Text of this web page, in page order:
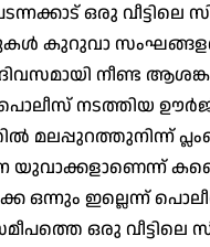
ഒരു വീട്ടിലെ
കുറുവാ
നീണ്ട
പൊലീസ് നടത്തിയ
മലപ്പുറത്തുനിന്ന്
യുവാക്കളാണെന്ന്
ഒന്നും ഇല്ലെന്ന്
ഒരു വീട്ടിലെ